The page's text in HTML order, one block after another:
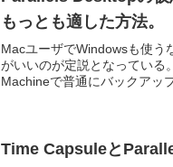
もっとも適した方法。
MacユーザでWindowsも使う
がいいのが定説となっている
Machineで普通にバックアッ
Time Capsuleと